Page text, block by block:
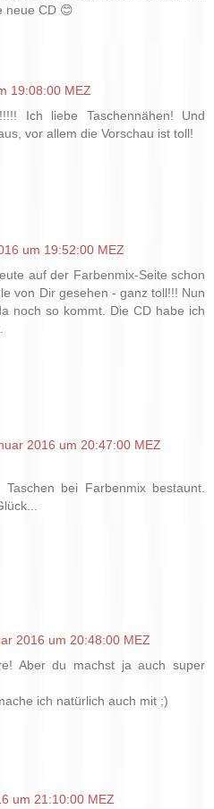
neue CD 😊
19:08:00 MEZ
Ich liebe Taschennähen! Und
vor allem die Vorschau ist toll!
um 19:52:00 MEZ
auf der Farbenmix-Seite schon
von Dir gesehen - ganz toll!!! Nun
noch so kommt. Die CD habe ich
2016 um 20:47:00 MEZ
bei Farbenmix bestaunt.
2016 um 20:48:00 MEZ
Aber du machst ja auch super
ich natürlich auch mit ;)
um 21:10:00 MEZ